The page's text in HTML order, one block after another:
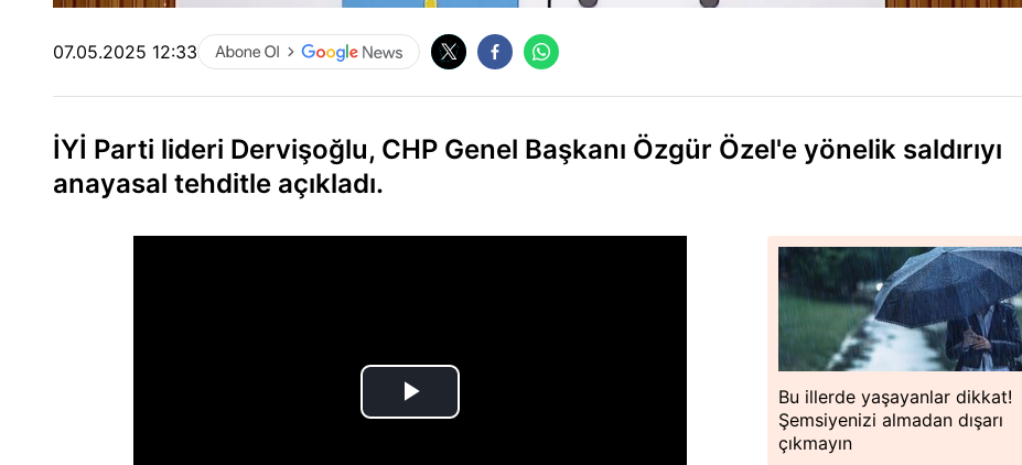
07.05.2025 12:33
İYİ Parti lideri Dervişoğlu, CHP Genel Başkanı Özgür Özel'e yönelik saldırıyı
anayasal tehditle açıkladı.
Bu illerde yaşayanlar dikkat!
Şemsiyenizi almadan dışarı
çıkmayın